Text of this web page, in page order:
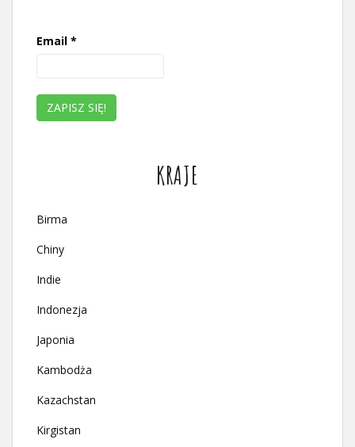
Email *
KRAJE
Birma
Chiny
Indie
Indonezja
Japonia
Kambodża
Kazachstan
Kirgistan